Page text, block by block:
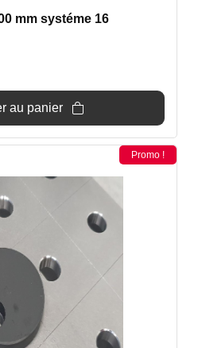
mm systéme 16
au panier
Promo !